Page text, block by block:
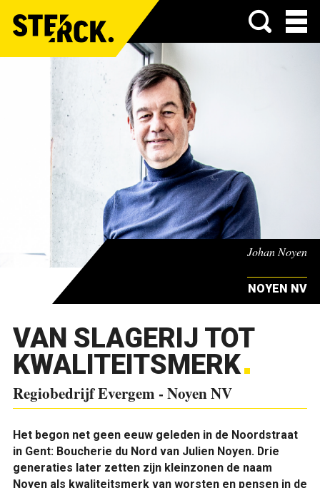
Menu
Johan Noyen
NOYEN NV
VAN SLAGERIJ TOT
KWALITEITSMERK
Regiobedrijf Evergem - Noyen NV
Het begon net geen eeuw geleden in de Noordstraat
in Gent: Boucherie du Nord van Julien Noyen. Drie
generaties later zetten zijn kleinzonen de naam
Noyen als kwaliteitsmerk van worsten en pensen in de